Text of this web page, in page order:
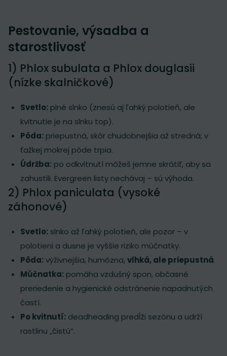
Pestovanie, výsadba a
starostlivosť
1) Phlox subulata a Phlox douglasii
(nízke skalničkové)
Svetlo: plné slnko (znesú aj ľahký polotieň, ale
kvitnutie je na slnku top).
Pôda: priepustná, skôr chudobnejšia až stredná; v
ťažkej mokrej pôde trpia.
Údržba: po odkvitnutí môžeš jemne skrátiť, aby sa
zahustili. Evergreen listy nechávaj – sú výhoda.
2) Phlox paniculata (vysoké
záhonové)
Svetlo: slnko až ľahký polotieň, ale pozor – v
polotieni a dusne je vyššie riziko múčnatky.
Pôda:výživnejšia, humózna, vlhká, ale priepustná.
Múčnatka: pomáha vzdušný spon, občasné
preriedenie a hygienické odstránenie napadnutých
častí.
Po kvitnutí: deadheading predĺži sezónu a udrží
rastlinu „čistú“.